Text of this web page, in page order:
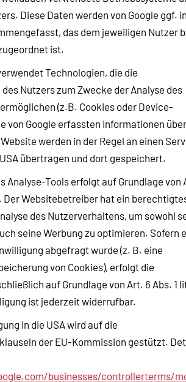
Diese Daten werden von Google ggf.
das dem jeweiligen Nutzer
ist.
Technologien, die die
Nutzers zum Zwecke der Analyse des
(z.B. Cookies oder Device-
von Google erfassten Informationen
werden in der Regel an einen
übertragen und dort gespeichert.
Analyse-Tools erfolgt auf Grundlage von
Der Websitebetreiber hat ein
des Nutzerverhaltens, um sowohl
seine Werbung zu optimieren. Sofern
abgefragt wurde (z. B. eine
von Cookies), erfolgt die
auf Grundlage von Art. 6 Abs. 1
ist jederzeit widerrufbar.
in die USA wird auf die
der EU-Kommission gestützt.
businesses/controllerterms/